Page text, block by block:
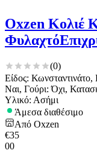
Oxzen Κολιέ
(0)
Είδος:
Ναι, Γούρι: Όχι,
Υλικό: Ασήμι
Άμεσα διαθέσιμο
Από Oxzen
€35
00